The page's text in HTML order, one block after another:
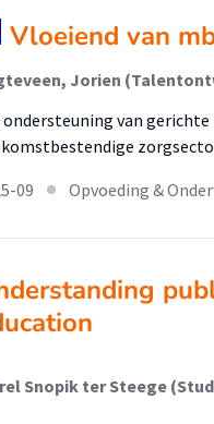
Vloeiend van
ondersteuning van
09
Opvoeding &